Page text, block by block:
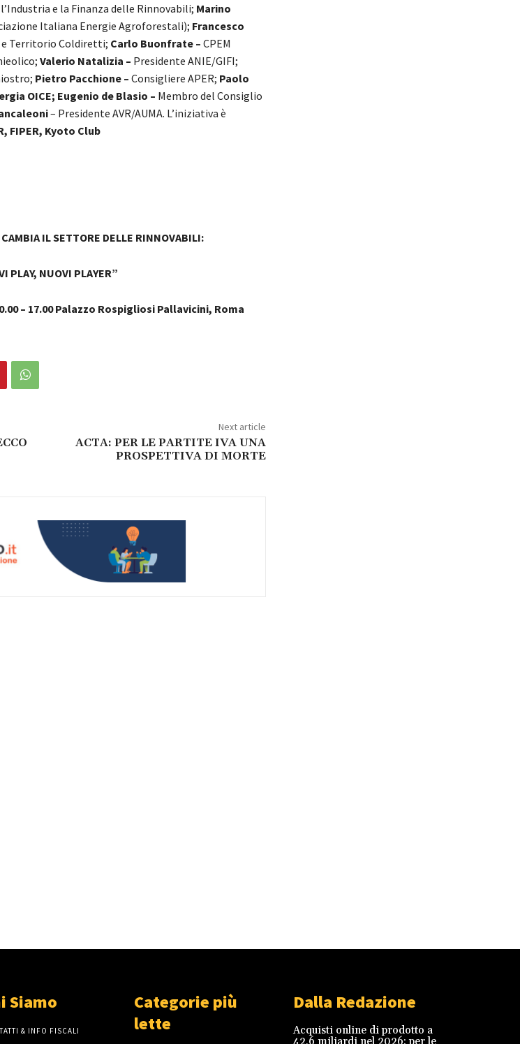
e la Finanza delle Rinnovabili; Marino
Italiana Energie Agroforestali); Francesco
e Territorio Coldiretti; Carlo Buonfrate – CPEM
Valerio Natalizia – Presidente ANIE/GIFI;
Pietro Pacchione– Consigliere APER; Paolo
OICE; Eugenio de Blasio – Membro del Consiglio
– Presidente AVR/AUMA. L’iniziativa è
FIPER, Kyoto Club
IL SETTORE DELLE RINNOVABILI:
PLAY, NUOVI PLAYER”
– 17.00 Palazzo Rospigliosi Pallavicini, Roma
Next article
ACTA: PER LE PARTITE IVA UNA
PROSPETTIVA DI MORTE
Siamo
& INFO FISCALI
Categorie più
lette
Dalla Redazione
Acquisti online di prodotto a